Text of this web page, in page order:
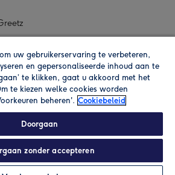
Personaliseren
btw en andere heffingen. Lees de
uw gebruikerservaring te verbeteren,
en gepersonaliseerde inhoud aan te
te klikken, gaat u akkoord met het
te kiezen welke cookies worden
beheren'. Cookiebeleid
Doorgaan
zonder accepteren